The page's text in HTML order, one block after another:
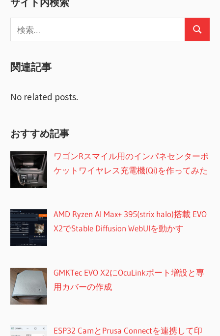
ビ
ゲ
シ
稿:
サイト内検索
索:
検
関連記事
No related posts.
おすすめ記事
ワゴンRスマイル用のインパネセンターポ
ケットワイヤレス充電機(Qi)を作ってみた
AMD Ryzen AI Max+ 395(strix halo)搭載 EVO
X2でStable Diffusion WebUIを動かす
GMKTec EVO X2にOcuLinkポート増設と専
用カバーの作成
ESP32 CamとPrusa Connectを連携して印